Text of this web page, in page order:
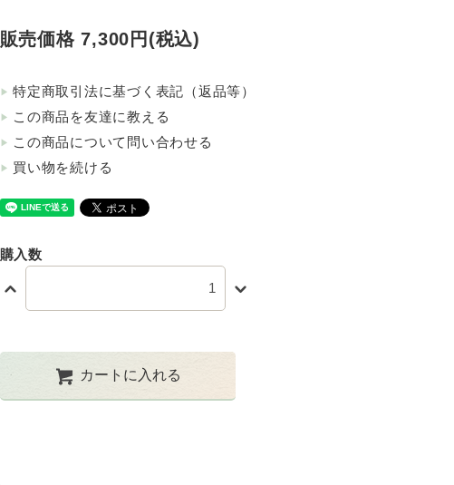
販売価格 7,300円(税込)
特定商取引法に基づく表記（返品等）
この商品を友達に教える
この商品について問い合わせる
買い物を続ける
購入数
カートに入れる